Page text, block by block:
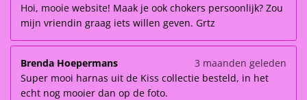
Hoi, mooie website! Maak je ook chokers persoonlijk? Zou
mijn vriendin graag iets willen geven. Grtz
Brenda Hoepermans
3 maanden geleden
Super mooi harnas uit de Kiss collectie besteld, in het
echt nog mooier dan op de foto.